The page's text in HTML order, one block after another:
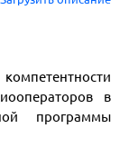
в
программы